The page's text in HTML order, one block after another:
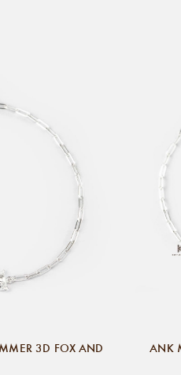
3D FOX AND
ANK